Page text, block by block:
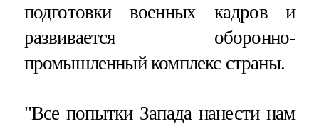
подготовки военных кадров и
развивается оборонно-
промышленный комплекс страны.
"Все попытки Запада нанести нам